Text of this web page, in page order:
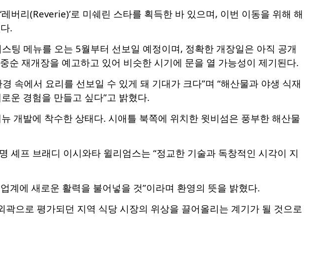
버리(Reverie)’로 미쉐린 스타를 획득한 바 있으며, 이번 이동을 위해 해
.
팅 메뉴를 오는 5월부터 선보일 예정이며, 정확한 개장일은 아직 공개
순 재개장을 예고하고 있어 비슷한 시기에 문을 열 가능성이 제기된다.
속에서 요리를 선보일 수 있게 돼 기대가 크다”며 “해산물과 야생 식재
운 경험을 만들고 싶다”고 밝혔다.
개발에 착수한 상태다. 시애틀 북쪽에 위치한 윗비섬은 풍부한 해산물
셰프 브래디 이시와타 윌리엄스는 “정교한 기술과 독창적인 시각이 지
계에 새로운 활력을 불어넣을 것”이라며 환영의 뜻을 밝혔다.
으로 평가되던 지역 식당 시장의 위상을 끌어올리는 계기가 될 것으로